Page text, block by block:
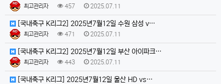
최고관리자 457 2025.07.11
[국내축구 K리그2] 2025년7월12일 수원 삼성 v…
최고관리자 471 2025.07.11
[국내축구 K리그2] 2025년7월12일 부산 아이파크…
최고관리자 443 2025.07.11
[국내축구 K리그] 2025년7월12일 울산 HD vs…